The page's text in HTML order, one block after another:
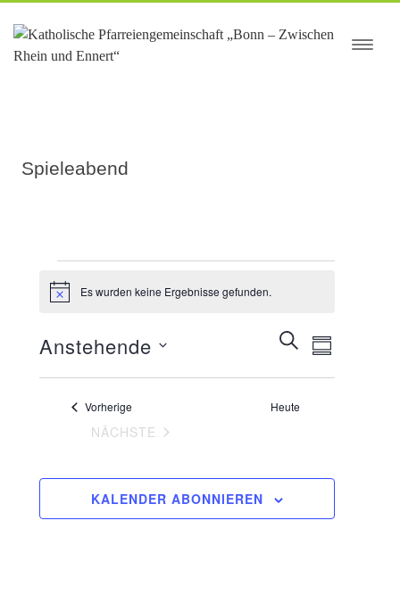
springen
Spieleabend
Veranstaltungen
HinweisEs wurden keine Ergebnisse gefunden.
Veranstaltungen
Ansichten,
SUCHEVeranstaltung
Anstehende
Datum
VorherigeVeranstaltungen Heute
NÄCHSTE VERANSTALTUNGEN
KALENDER ABONNIEREN